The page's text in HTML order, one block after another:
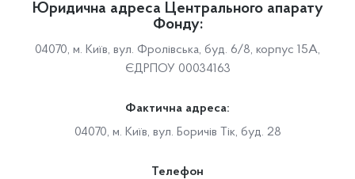
Юридична адреса Центрального апарату
Фонду:
04070, м. Київ, вул. Фролівська, буд. 6/8, корпус 15А,
ЄДРПОУ 00034163
Фактична адреса:
04070, м. Київ, вул. Боричів Тік, буд. 28
Телефон